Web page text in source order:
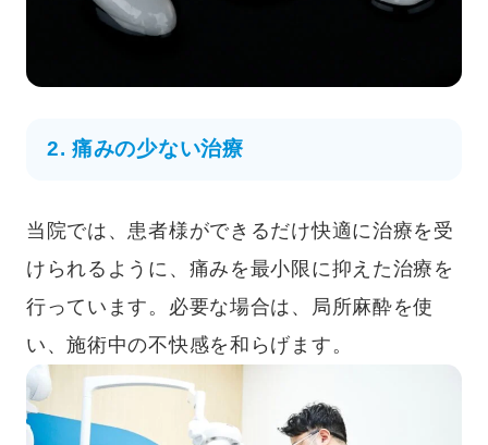
2. 痛みの少ない治療
当院では、患者様ができるだけ快適に治療を受
けられるように、痛みを最小限に抑えた治療を
行っています。必要な場合は、局所麻酔を使
い、施術中の不快感を和らげます。